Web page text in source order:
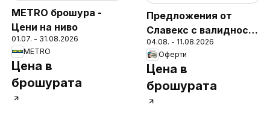
METRO брошура -
Цени на ниво
01.07. - 31.08.2026
METRO
Цена в
брошурата
Предложения от
Славекс с валидност
до 11.08.2026
04.08. - 11.08.2026
Оферти
Цена в
брошурата